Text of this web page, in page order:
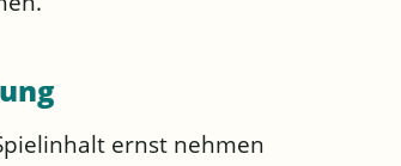
ernst nehmen